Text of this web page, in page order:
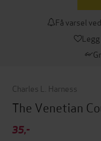
Få varsel
Charles L. Harness
The Venetian
35,-